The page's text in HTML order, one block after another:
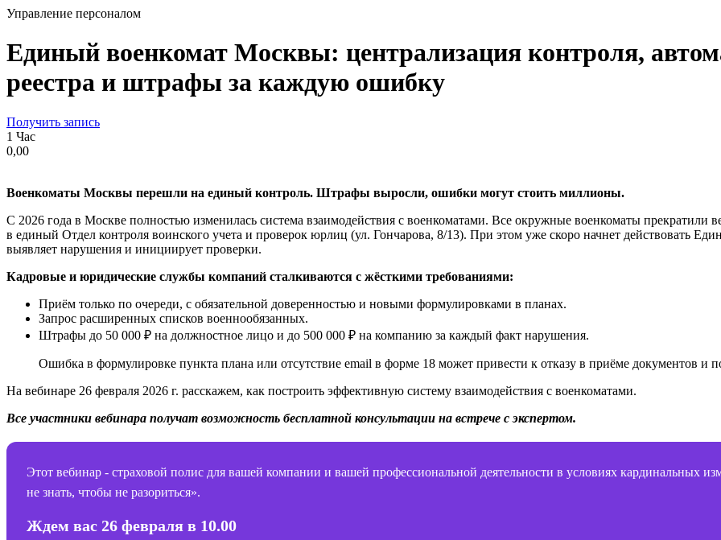
Управление персоналом
Единый военкомат Москвы: централизация контроля,
реестра и штрафы за каждую ошибку
Получить запись
1 Час
0,00
Военкоматы Москвы перешли на единый контроль. Штрафы выросли, ошибки могут стоить миллионы.
С 2026 года в Москве полностью изменилась система взаимодействия с военкоматами. Все окружные военкоматы прекратили
в единый Отдел контроля воинского учета и проверок юрлиц (ул. Гончарова, 8/13). При этом уже скоро начнет действовать
выявляет нарушения и инициирует проверки.
Кадровые и юридические службы компаний сталкиваются с жёсткими требованиями:
Приём только по очереди, с обязательной доверенностью и новыми формулировками в планах.
Запрос расширенных списков военнообязанных.
Штрафы до 50 000 ₽ на должностное лицо и до 500 000 ₽ на компанию за каждый факт нарушения.
Ошибка в формулировке пункта плана или отсутствие email в форме 18 может привести к отказу в приёме документов и
На вебинаре 26 февраля 2026 г. расскажем, как построить эффективную систему взаимодействия с военкоматами.
Все участники вебинара получат возможность бесплатной консультации на встрече с экспертом.
Этот вебинар - страховой полис для вашей компании и вашей профессиональной деятельности в условиях кардинальных
не знать, чтобы не разориться».
Ждем вас 26 февраля в 10.00